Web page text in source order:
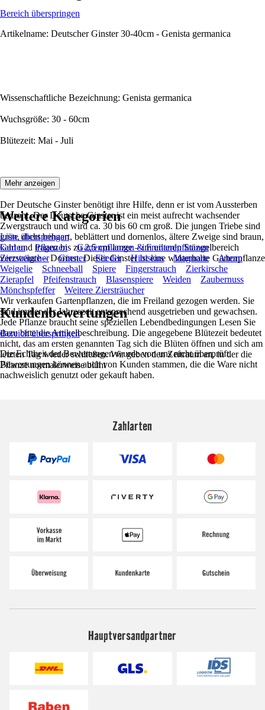
Bereich überspringen
Artikelname: Deutscher Ginster 30-40cm - Genista germanica
Wissenschaftliche Bezeichnung: Genista germanica
Wuchsgröße: 30 - 60cm
Blütezeit: Mai - Juli
Beschreibung:
Der Deutsche Ginster benötigt ihre Hilfe, denn er ist vom Aussterben
bedroht. Der Deutsche Ginster ist ein meist aufrecht wachsender
Zwergstrauch und wird ca. 30 bis 60 cm groß. Die jungen Triebe sind
grün, dicht behaart, beblättert und dornenlos, ältere Zweige sind braun,
kahl und tragen bis zu 2,5 cm lange – im unteren Stängelbereich
verzweigte – Dornen. Dieser Ginster ist eine winterharte Gartenpflanze
Wir verkaufen Gartenpflanzen, die im Freiland gezogen werden. Sie
sind immer der Jahreszeit entsprechend ausgetrieben und gewachsen.
Jede Pflanze braucht seine speziellen Lebendbedingungen Lesen Sie
dazu bitte die Artikelbeschreibung. Die angegebene Blütezeit bedeutet
nicht, das am ersten genannten Tag sich die Blüten öffnen und sich am
letzten Tag wieder schließen. Wir geben den Zeitraum an, in der die
Pflanze normalerweise blüht
Mehr anzeigen
Weitere Kategorien
Liste überspringen
Garten
Pflanzen
Gartenpflanzen & Freilandpflanzen
Ziersträucher
Ginster Flieder Hibiskus Magnolie
Ahorn
Weigelie
Schneeball Spiere Fingerstrauch
Zierkirsche
Zierapfel
Pfeifenstrauch Blasenspiere Weiden
Zaubernuss
Mönchspfeffer
Weitere Ziersträucher
Kundenbewertungen
Bereich überspringen
Die Echtheit der Bewertungen wurde von uns nicht überprüft.
Bewertungen können auch von Kunden stammen, die die Ware nicht
nachweislich genutzt oder gekauft haben.
Zahlarten
Hauptversandpartner